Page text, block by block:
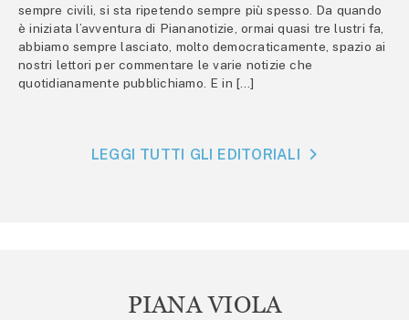
sempre civili, si sta ripetendo sempre più spesso. Da quando
è iniziata l’avventura di Piananotizie, ormai quasi tre lustri fa,
abbiamo sempre lasciato, molto democraticamente, spazio ai
nostri lettori per commentare le varie notizie che
quotidianamente pubblichiamo. E in […]
LEGGI TUTTI GLI EDITORIALI
PIANA VIOLA